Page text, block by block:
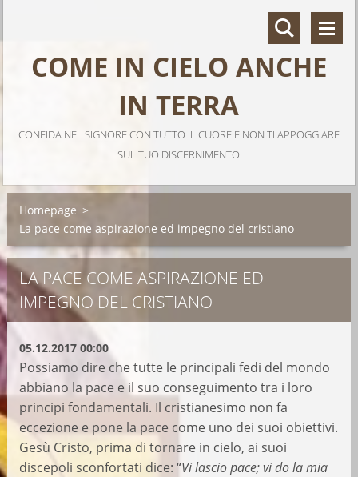
COME IN CIELO ANCHE
IN TERRA
CONFIDA NEL SIGNORE CON TUTTO IL CUORE E NON TI APPOGGIARE
SUL TUO DISCERNIMENTO
Homepage >
La pace come aspirazione ed impegno del cristiano
LA PACE COME ASPIRAZIONE ED
IMPEGNO DEL CRISTIANO
05.12.2017 00:00
Possiamo dire che tutte le principali fedi del mondo
abbiano la pace e il suo conseguimento tra i loro
principi fondamentali. Il cristianesimo non fa
eccezione e pone la pace come uno dei suoi obiettivi.
Gesù Cristo, prima di tornare in cielo, ai suoi
discepoli sconfortati dice: “Vi lascio pace; vi do la mia